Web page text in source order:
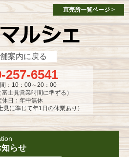
single-market.php
single-market.php
直売所一覧ページ >
案内に戻る
257-6541
：10：00～20：00
富士見営業時間に準ずる）
休日：年中無休
見に準じて年1日の休業あり）
らせ